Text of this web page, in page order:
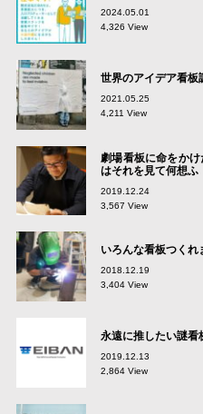
2024.05.01
4,326 View
世界のアイデア看板
2021.05.25
4,211 View
劇場看板に命をか
はそれを見て何想ふ
2019.12.24
3,567 View
いろんな看板つくれ
2018.12.19
3,404 View
永遠に推したい謎看
2019.12.13
2,864 View